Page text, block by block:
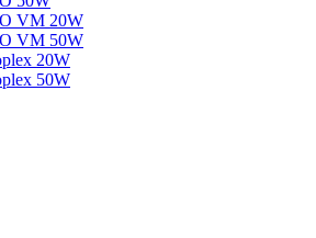
VM 20W
VM 50W
20W
50W